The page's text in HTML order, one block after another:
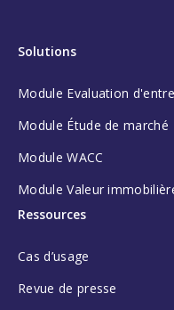
Solutions
Module Evaluation
Module Étude de marché
Module WACC
Module Valeur
Ressources
Cas d’usage
Revue de presse